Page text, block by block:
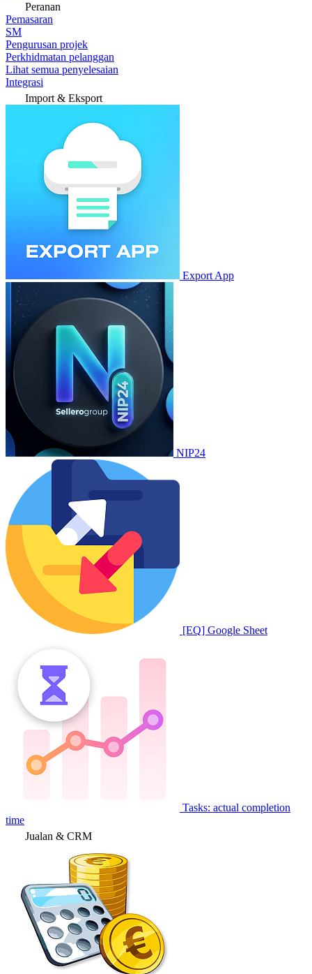
Peranan
Pemasaran
SM
Pengurusan projek
Perkhidmatan pelanggan
Lihat semua penyelesaian
Integrasi
Import & Eksport
Export App
NIP24
[EQ] Google Sheet
Tasks: actual completion
time
Jualan & CRM